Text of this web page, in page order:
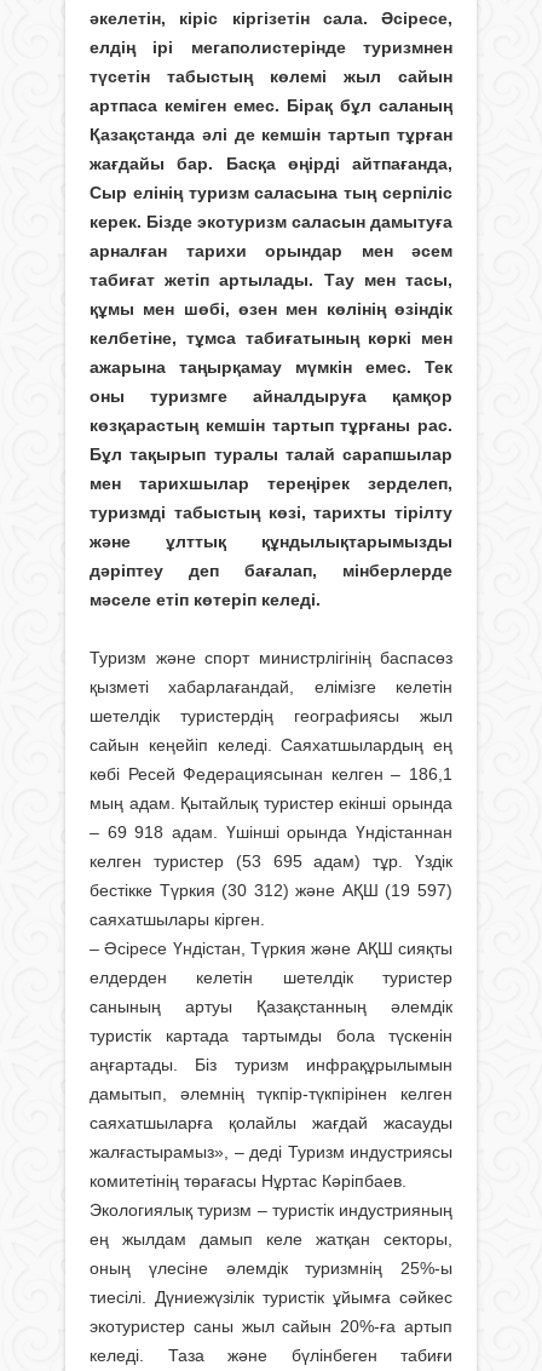
әкелетін, кіріс кіргізетін сала. Әсіресе,
елдің ірі мегаполистерінде туризмнен
түсетін табыстың көлемі жыл сайын
артпаса кеміген емес. Бірақ бұл саланың
Қазақстанда әлі де кемшін тартып тұрған
жағдайы бар. Басқа өңірді айтпағанда,
Сыр елінің туризм саласына тың серпіліс
керек. Бізде экотуризм саласын дамытуға
арналған тарихи орындар мен әсем
табиғат жетіп артылады. Тау мен тасы,
құмы мен шөбі, өзен мен көлінің өзіндік
келбетіне, тұмса табиғатының көркі мен
ажарына таңырқамау мүмкін емес. Тек
оны туризмге айналдыруға қамқор
көзқарастың кемшін тартып тұрғаны рас.
Бұл тақырып туралы талай сарапшылар
мен тарихшылар тереңірек зерделеп,
туризмді табыстың көзі, тарихты тірілту
және ұлттық құндылықтарымызды
дәріптеу деп бағалап, мінберлерде
мәселе етіп көтеріп келеді.
Туризм және спорт министрлігінің баспасөз
қыз­меті хабарлағандай, елімізге келетін
шетелдік туристердің географиясы жыл
сайын кеңейіп келеді. Саяхатшылардың ең
көбі Ресей Федерациясынан келген – 186,1
мың адам. Қытайлық туристер екінші орында
– 69 918 адам. Үшінші орында Үндістаннан
келген туристер (53 695 адам) тұр. Үздік
бестікке Түркия (30 312) және АҚШ (19 597)
саяхатшылары кірген.
– Әсіресе Үндістан, Түркия және АҚШ сияқты
елдерден келетін шетелдік туристер
санының артуы Қазақстанның әлемдік
туристік картада тартымды бола түскенін
аңғартады. Біз туризм инфрақұрылымын
дамытып, әлемнің түкпір-түкпірінен келген
саяхатшыларға қолайлы жағдай жасауды
жалғастырамыз», – деді Туризм индустриясы
коми­тетінің төрағасы Нұртас Кәріпбаев.
Экологиялық туризм – туристік индустрияның
ең жылдам дамып келе жатқан секторы,
оның үлесіне әлемдік туризмнің 25%-ы
тиесілі. Дүниежүзілік туристік ұйымға сәйкес
экотуристер саны жыл сайын 20%-ға артып
келеді. Таза және бүлінбеген табиғи